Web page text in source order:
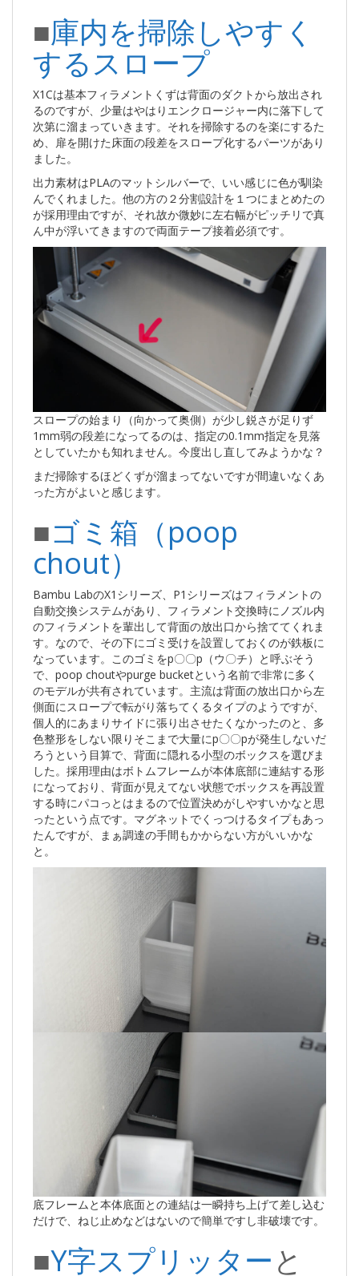
■庫内を掃除しやすく
するスロープ
X1Cは基本フィラメントくずは背面のダクトから放出され
るのですが、少量はやはりエンクロージャー内に落下して
次第に溜まっていきます。それを掃除するのを楽にするた
め、扉を開けた床面の段差をスロープ化するパーツがあり
ました。
出力素材はPLAのマットシルバーで、いい感じに色が馴染
んでくれました。他の方の２分割設計を１つにまとめたの
が採用理由ですが、それ故か微妙に左右幅がピッチリで真
ん中が浮いてきますので両面テープ接着必須です。
スロープの始まり（向かって奥側）が少し鋭さが足りず
1mm弱の段差になってるのは、指定の0.1mm指定を見落
としていたかも知れません。今度出し直してみようかな？
まだ掃除するほどくずが溜まってないですが間違いなくあ
った方がよいと感じます。
■ゴミ箱（poop
chout）
Bambu LabのX1シリーズ、P1シリーズはフィラメントの
自動交換システムがあり、フィラメント交換時にノズル内
のフィラメントを輩出して背面の放出口から捨ててくれま
す。なので、その下にゴミ受けを設置しておくのが鉄板に
なっています。このゴミをp〇〇p（ウ〇チ）と呼ぶそう
で、poop choutやpurge bucketという名前で非常に多く
のモデルが共有されています。主流は背面の放出口から左
側面にスロープで転がり落ちてくるタイプのようですが、
個人的にあまりサイドに張り出させたくなかったのと、多
色整形をしない限りそこまで大量にp〇〇pが発生しないだ
ろうという目算で、背面に隠れる小型のボックスを選びま
した。採用理由はボトムフレームが本体底部に連結する形
になっており、背面が見えてない状態でボックスを再設置
する時にパコっとはまるので位置決めがしやすいかなと思
ったという点です。マグネットでくっつけるタイプもあっ
たんですが、まぁ調達の手間もかからない方がいいかな
と。
底フレームと本体底面との連結は一瞬持ち上げて差し込む
だけで、ねじ止めなどはないので簡単ですし非破壊です。
■Y字スプリッターと